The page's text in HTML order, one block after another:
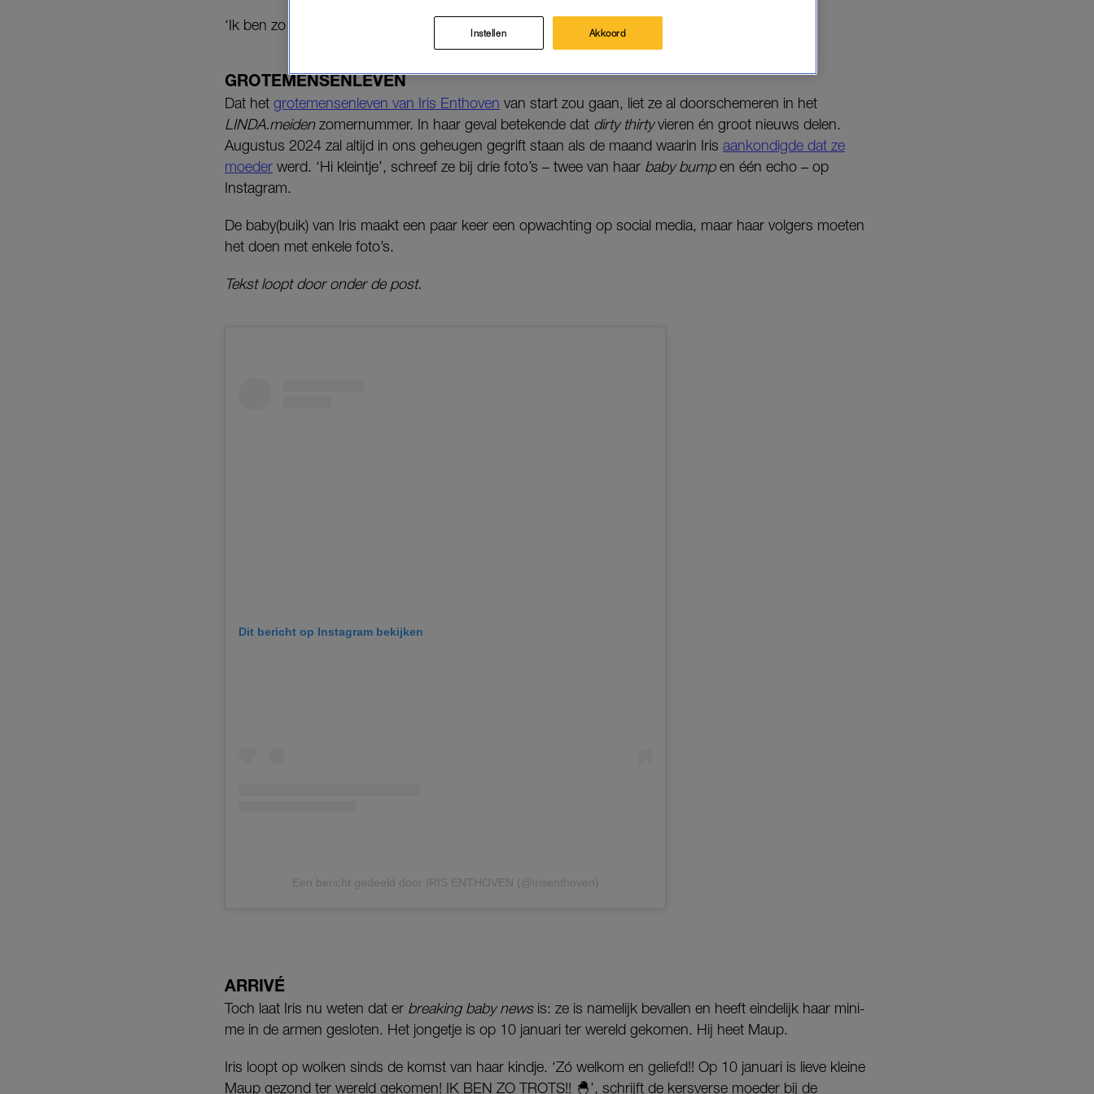
‘Ik ben zo trots!’, schrijft ze bij een foto waarmee ze haar kleine aan de wereld voorstelt.
GROTEMENSENLEVEN
Dat het grotemensenleven van Iris Enthoven van start zou gaan, liet ze al doorschemeren in het
LINDA.meidenzomernummer. In haar geval betekende dat dirty thirtyvieren én groot nieuws delen.
Augustus 2024 zal altijd in ons geheugen gegrift staan als de maand waarin Iris aankondigde dat ze
moeder werd. ‘Hi kleintje’, schreef ze bij drie foto’s – twee van haar baby bumpen één echo – op
Instagram.
De baby(buik) van Iris maakt een paar keer een opwachting op social media, maar haar volgers moeten
het doen met enkele foto’s.
Tekst loopt door onder de post.
Dit bericht op Instagram bekijken
Een bericht gedeeld door IRIS ENTHOVEN (@irisenthoven)
ARRIVÉ
Toch laat Iris nu weten dat er breaking baby newsis: ze is namelijk bevallen en heeft eindelijk haar mini-
me in de armen gesloten. Het jongetje is op 10 januari ter wereld gekomen. Hij heet Maup.
Iris loopt op wolken sinds de komst van haar kindje. ‘Zó welkom en geliefd!! Op 10 januari is lieve kleine
Maup gezond ter wereld gekomen! IK BEN ZO TROTS!! 🐣’, schrijft de kersverse moeder bij de
Instellen Akkoord